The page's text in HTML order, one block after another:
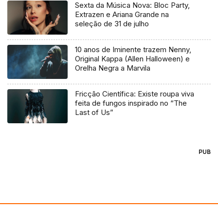
Sexta da Música Nova: Bloc Party,
Extrazen e Ariana Grande na
seleção de 31 de julho
10 anos de Iminente trazem Nenny,
Original Kappa (Allen Halloween) e
Orelha Negra a Marvila
Fricção Científica: Existe roupa viva
feita de fungos inspirado no “The
Last of Us”
PUB